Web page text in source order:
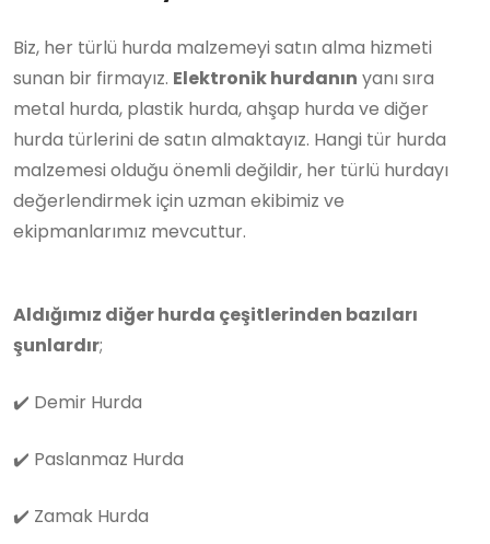
Biz, her türlü hurda malzemeyi satın alma hizmeti
sunan bir firmayız. Elektronik hurdanın yanı sıra
metal hurda, plastik hurda, ahşap hurda ve diğer
hurda türlerini de satın almaktayız. Hangi tür hurda
malzemesi olduğu önemli değildir, her türlü hurdayı
değerlendirmek için uzman ekibimiz ve
ekipmanlarımız mevcuttur.
Aldığımız diğer hurda çeşitlerinden bazıları
şunlardır;
✔️ Demir Hurda
✔️ Paslanmaz Hurda
✔️ Zamak Hurda